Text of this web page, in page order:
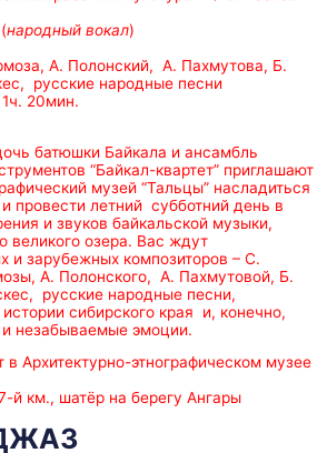
(народный вокал)
А. Полонский, А. Пахмутова, Б.
русские народные песни
1ч. 20мин.
батюшки Байкала и ансамбль
“Байкал-квартет” приглашают
музей “Тальцы” насладиться
провести летний субботний день в
и звуков байкальской музыки,
великого озера. Вас ждут
и зарубежных композиторов – С.
А. Полонского, А. Пахмутовой, Б.
русские народные песни,
сибирского края и, конечно,
и незабываемые эмоции.
Архитектурно-этнографическом музее
й км., шатёр на берегу Ангары